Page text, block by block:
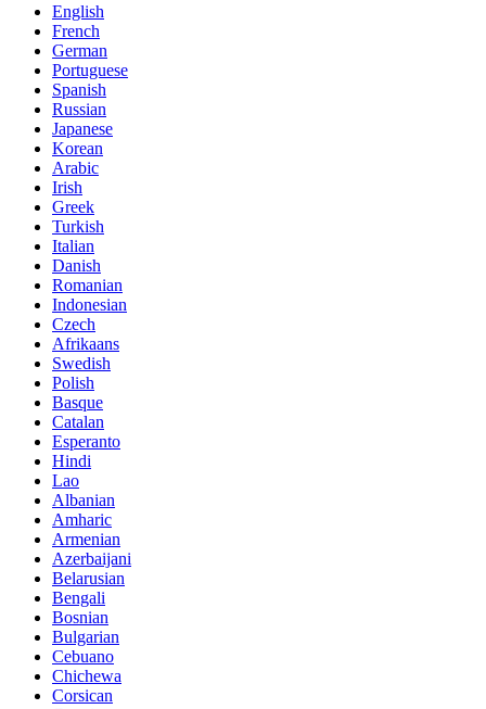
English
French
German
Portuguese
Spanish
Russian
Japanese
Korean
Arabic
Irish
Greek
Turkish
Italian
Danish
Romanian
Indonesian
Czech
Afrikaans
Swedish
Polish
Basque
Catalan
Esperanto
Hindi
Lao
Albanian
Amharic
Armenian
Azerbaijani
Belarusian
Bengali
Bosnian
Bulgarian
Cebuano
Chichewa
Corsican